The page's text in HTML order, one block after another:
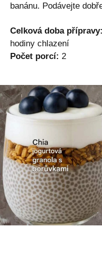
banánu. Podávejte
Celková doba přípravy:
hodiny chlazení
Počet porcí: 2